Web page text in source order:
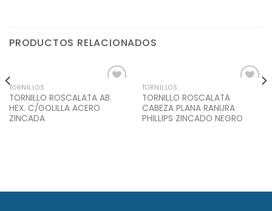
PRODUCTOS RELACIONADOS
Add to
Wishlist
TORNILLOS
TORNILLO ROSCALATA AB.
HEX. C/GOLILLA ACERO
ZINCADA
Wishlist
TORNILLOS
TORNILLO ROSCALATA
CABEZA PLANA RANURA
PHILLIPS ZINCADO NEGRO